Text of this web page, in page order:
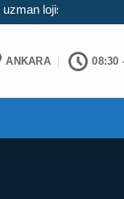
Titiz
ANKARA 08:30